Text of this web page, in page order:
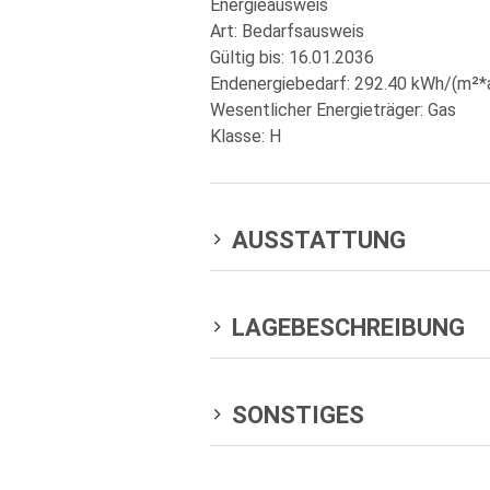
Energieausweis
Art: Bedarfsausweis
Gültig bis: 16.01.2036
Endenergiebedarf: 292.40 kWh/
Wesentlicher Energieträger: Gas
Klasse: H
AUSSTATTUNG
LAGEBESCHREIBUNG
SONSTIGES